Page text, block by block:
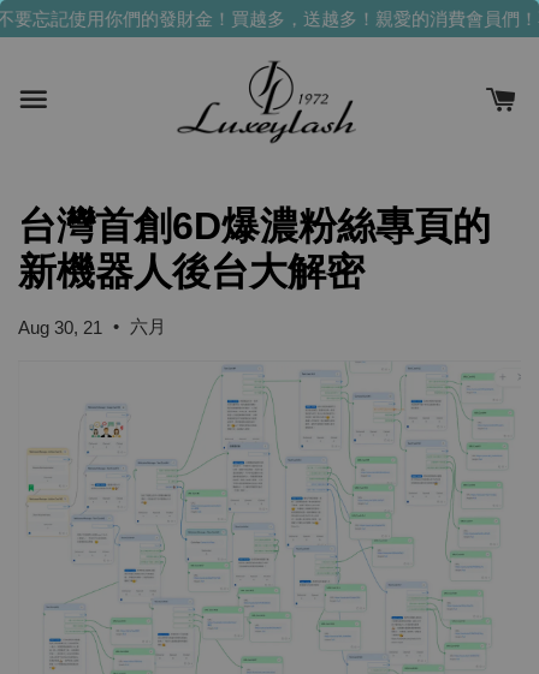
忘記使用你們的發財金！買越多，送越多！親愛的消費會員們！
台灣首創6D爆濃粉絲專頁的
新機器人後台大解密
Aug 30, 21 • 六月